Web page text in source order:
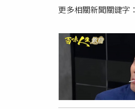
更多相關新聞關鍵字：